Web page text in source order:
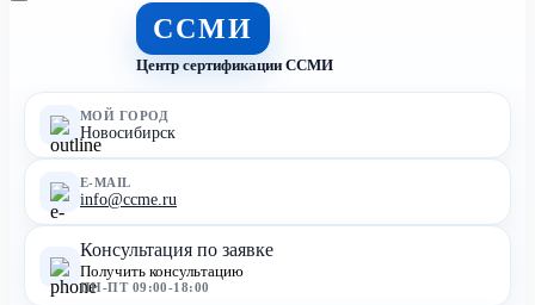
ССМИ
Центр сертификации ССМИ
МОЙ ГОРОД
Новосибирск
E-MAIL
info@ccme.ru
Консультация по заявке
Получить консультацию
ПН-ПТ 09:00-18:00